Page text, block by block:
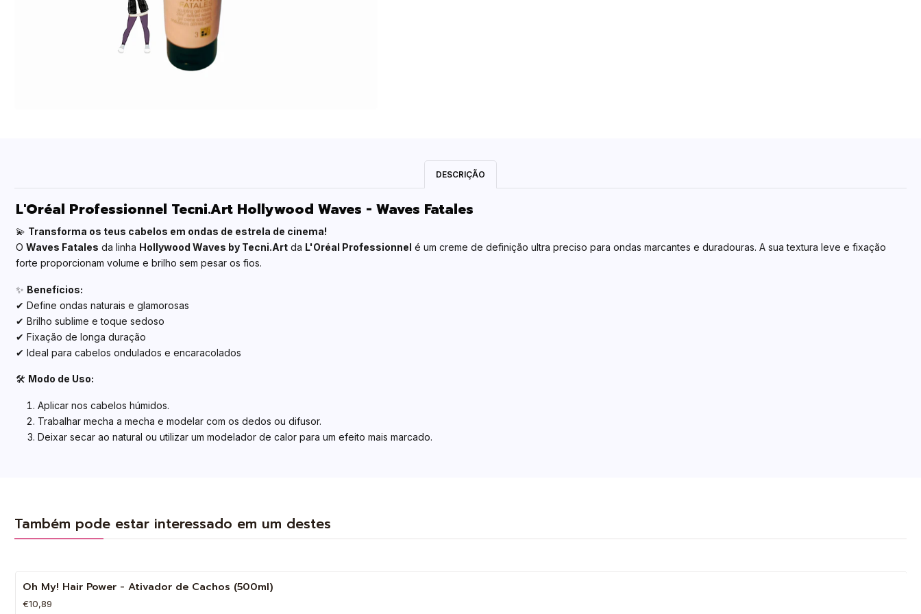
DESCRIÇÃO
L'Oréal Professionnel Tecni.Art Hollywood Waves - Waves Fatales
💫 Transforma os teus cabelos em ondas de estrela de cinema!
O Waves Fatales da linha Hollywood Waves by Tecni.Artda L'Oréal Professionnel é um creme de definição ultra preciso para ondas marcantes e duradouras. A sua textura leve e fixação
forte proporcionam volume e brilho sem pesar os fios.
✨ Benefícios:
✔ Define ondas naturais e glamorosas
✔ Brilho sublime e toque sedoso
✔ Fixação de longa duração
✔ Ideal para cabelos ondulados e encaracolados
🛠️ Modo de Uso:
Aplicar nos cabelos húmidos.
Trabalhar mecha a mecha e modelar com os dedos ou difusor.
Deixar secar ao natural ou utilizar um modelador de calor para um efeito mais marcado.
Também pode estar interessado em um destes
Oh My! Hair Power - Ativador de Cachos (500ml)
€10,89